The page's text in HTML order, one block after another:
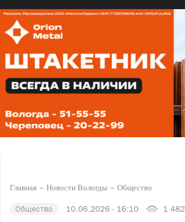
Главная Новости Вологды Общество
Общество 10.06.2026 - 16:10 1 482